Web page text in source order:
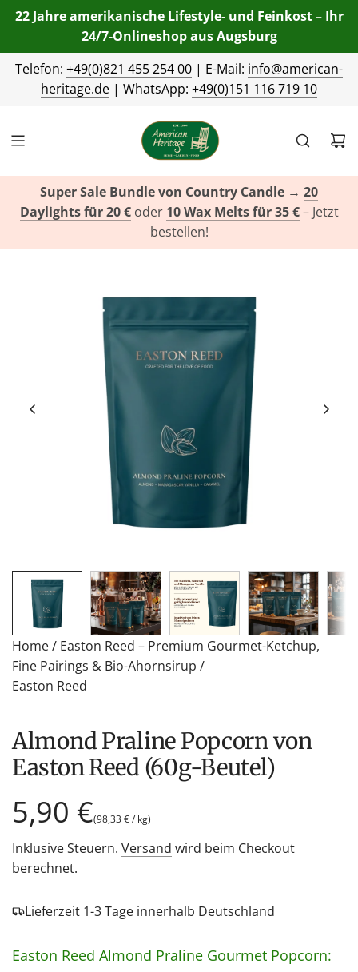
22 Jahre amerikanische Lifestyle- und Feinkost – Ihr
24/7-Onlineshop aus Augsburg
Telefon: +49(0)821 455 254 00 | E-Mail: info@american-
heritage.de | WhatsApp: +49(0)151 116 719 10
Super Sale Bundle von Country Candle → 20
Daylights für 20 €oder 10 Wax Melts für 35 €– Jetzt
bestellen!
Home/ Easton Reed – Premium Gourmet-Ketchup,
Fine Pairings & Bio-Ahornsirup /
Easton Reed
Almond Praline Popcorn von
Easton Reed (60g-Beutel)
Regulärer
Preis
5,90 €(98,33 €/ kg)
Inklusive Steuern. Versand wird beim Checkout
berechnet.
Lieferzeit 1-3 Tage innerhalb Deutschland
Easton Reed Almond Praline Gourmet Popcorn: